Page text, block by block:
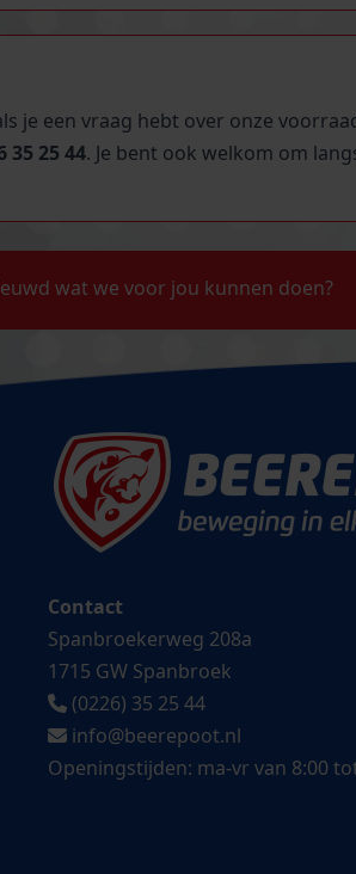
je een vraag hebt over onze
35 25 44. Je bent ook welkom om
wat we voor jou kunnen doen?
Contact
Spanbroekerweg 208a
1715 GW Spanbroek
(0226) 35 25 44
info@beerepoot.nl
Openingstijden: ma-vr van 8:00